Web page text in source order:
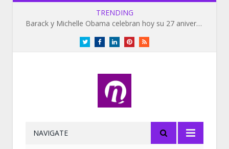
TRENDING
Barack y Michelle Obama celebran hoy su 27 aniversario de bodas
TwitterFacebookLinkedInPinterestRSS
NAVIGATE